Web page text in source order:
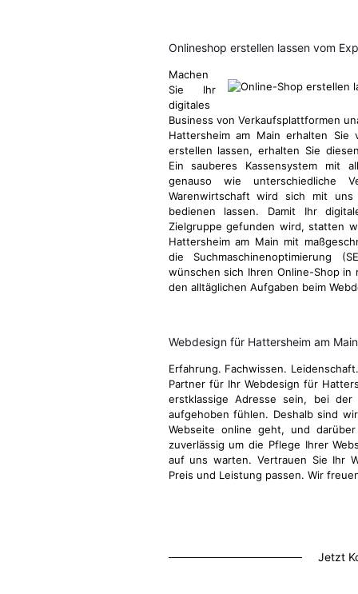
Onlineshop erstellen lassen vom
Machen
Sie Ihr
digitales
Business von Verkaufsplattformen
Hattersheim am Main erhalten
erstellen lassen, erhalten Sie
Ein sauberes Kassensystem mit
genauso wie unterschiedliche
Warenwirtschaft wird sich mit
bedienen lassen. Damit Ihr
Zielgruppe gefunden wird, statten
Hattersheim am Main mit
die Suchmaschinenoptimierung
wünschen sich Ihren Online-Shop
den alltäglichen Aufgaben beim
Webdesign für Hattersheim am
Erfahrung. Fachwissen.
Partner für Ihr Webdesign für
erstklassige Adresse sein, bei
aufgehoben fühlen. Deshalb sind
Webseite online geht, und
zuverlässig um die Pflege Ihrer
auf uns warten. Vertrauen Sie Ihr
Preis und Leistung passen. Wir
Jetzt